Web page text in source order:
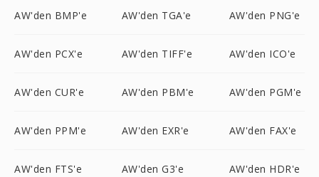
AW'den BMP'e AW'den TGA'e AW'den PNG'e
AW'den PCX'e AW'den TIFF'e AW'den ICO'e
AW'den CUR'e AW'den PBM'e AW'den PGM'e
AW'den PPM'e AW'den EXR'e AW'den FAX'e
AW'den FTS'e AW'den G3'e AW'den HDR'e